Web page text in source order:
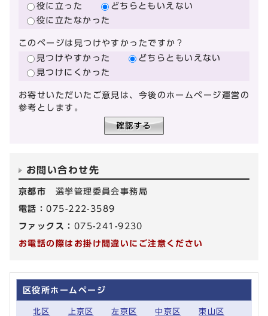
役に立った
どちらともいえない
役に立たなかった
このページは見つけやすかったですか？
見つけやすかった
どちらともいえない
見つけにくかった
お寄せいただいたご意見は、今後のホームページ運営の
参考とします。
お問い合わせ先
京都市 選挙管理委員会事務局
電話：075-222-3589
ファックス： 075-241-9230
お電話の際はお掛け間違いにご注意ください
区役所ホームページ
北区 上京区 左京区 中京区 東山区